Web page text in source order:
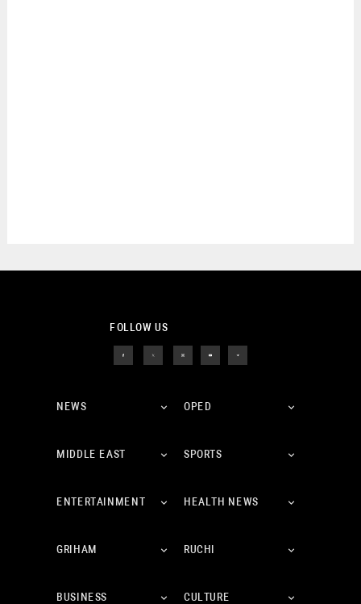
FOLLOW US
NEWS OPED
MIDDLE EAST SPORTS
ENTERTAINMENT HEALTH NEWS
GRIHAM RUCHI
BUSINESS CULTURE